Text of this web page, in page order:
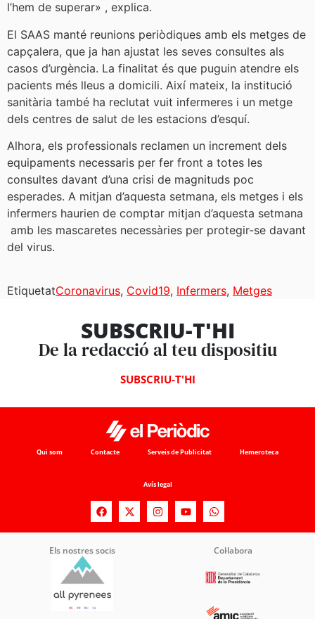
l’hem de superar» , explica.
El SAAS manté reunions periòdiques amb els metges de
capçalera, que ja han ajustat les seves consultes als
casos d’urgència. La finalitat és que puguin atendre els
pacients més lleus a domicili. Així mateix, la institució
sanitària també ha reclutat vuit infermeres i un metge
dels centres de salut de les estacions d’esquí.
Alhora, els professionals reclamen un increment dels
equipaments necessaris per fer front a totes les
consultes davant d’una crisi de magnituds poc
esperades. A mitjan d’aquesta setmana, els metges i els
infermers haurien de comptar mitjan d’aquesta setmana
amb les mascaretes necessàries per protegir-se davant
del virus.
EtiquetatCoronavirus, Covid19, Infermers, Metges
SUBSCRIU-T'HI
De la redacció al teu dispositiu
SUBSCRIU-T'HI
Qui som Contacte Serveis de Publicitat Hemeroteca
Avís legal
Els nostres socis Col·labora